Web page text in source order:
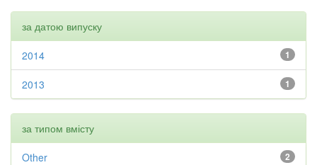
за датою випуску
1
2014
1
2013
за типом вмісту
2
Other